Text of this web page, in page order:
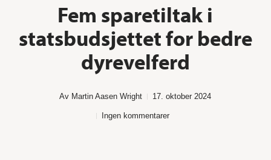
Fem sparetiltak i
statsbudsjettet for bedre
dyrevelferd
Av Martin Aasen Wright 17. oktober 2024
Ingen kommentarer